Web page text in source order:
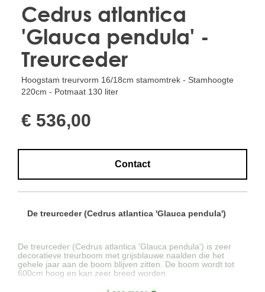
Cedrus atlantica
'Glauca pendula' -
Treurceder
Hoogstam treurvorm 16/18cm stamomtrek - Stamhoogte
220cm - Potmaat 130 liter
€ 536,00
Contact
De treurceder (Cedrus atlantica 'Glauca pendula')
De treurceder (Cedrus atlantica 'Glauca pendula') is zeer
decoratieve treurboom met grijsblauwe naalden die het
gehele jaar aan de boom blijven zitten. De boom wordt tot
600cm hoog en kan zeer breed worden.